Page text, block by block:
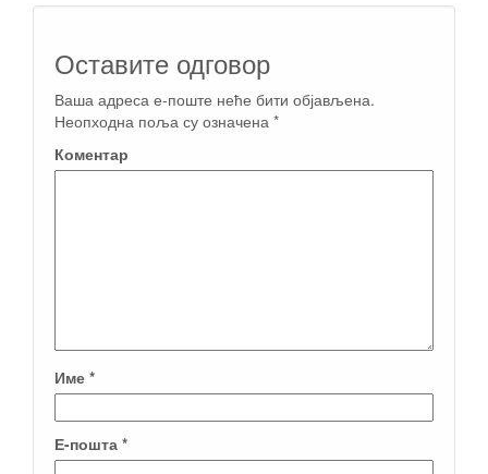
Оставите одговор
Ваша адреса е-поште неће бити објављена.
Неопходна поља су означена *
Коментар
Име *
Е-пошта *